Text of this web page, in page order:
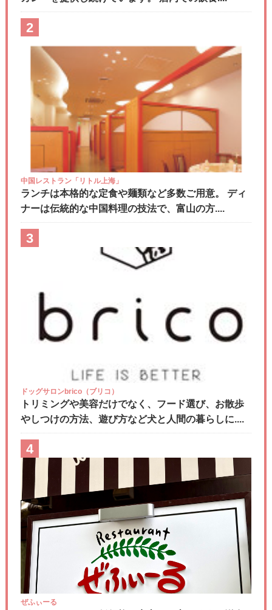
2
中国レストラン「リトル上海」
ランチは本格的な定食や麺類など多数ご用意。 ディ
ナーは伝統的な中国料理の技法で、富山の方....
3
ドッグサロンbrico（ブリコ）
トリミングや美容だけでなく、フード選び、お散歩
やしつけの方法、遊び方など犬と人間の暮らしに....
4
ぜふぃーる